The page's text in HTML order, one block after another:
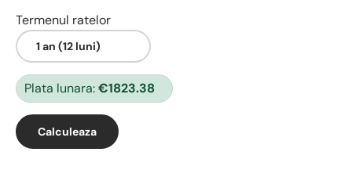
Termenul ratelor
Plata lunara:€1823.38
Calculeaza